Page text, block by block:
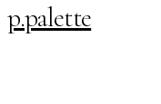
p.palette